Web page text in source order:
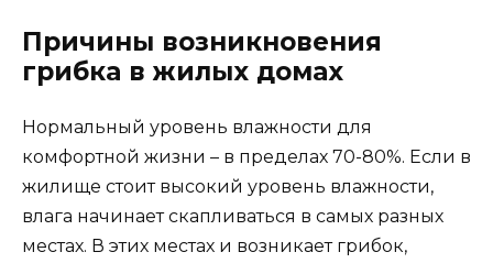
Причины возникновения
грибка в жилых домах
Нормальный уровень влажности для
комфортной жизни – в пределах 70-80%. Если в
жилище стоит высокий уровень влажности,
влага начинает скапливаться в самых разных
местах. В этих местах и возникает грибок,